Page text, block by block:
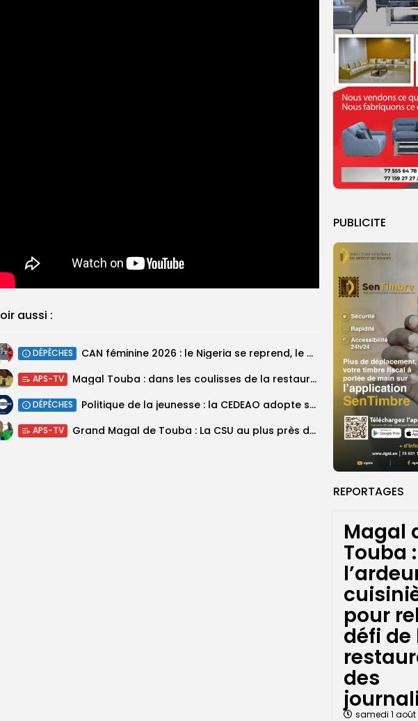
PUBLICITE
REPORTAGES
Magal
Touba :
pour
défi de
des
samedi 1 août
aussi :
DÉPÊCHES ‎CAN féminine 2026 : le Nigeria se reprend, le Malawi surprend encore...
APS-TV Magal Touba : dans les coulisses de la restauration de la presse...
DÉPÊCHES Politique de la jeunesse : la CEDEAO adopte son plan d’actions stratégiques...
APS-TV Grand Magal de Touba : La CSU au plus près des pèlerins